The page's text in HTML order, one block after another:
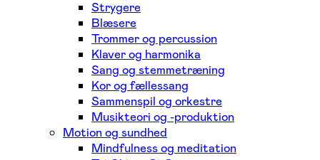
Strygere
Blæsere
Trommer og percussion
Klaver og harmonika
Sang og stemmetræning
Kor og fællessang
Sammenspil og orkestre
Musikteori og -produktion
Motion og sundhed
Mindfulness og meditation